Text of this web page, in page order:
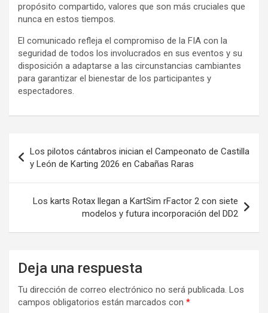
propósito compartido, valores que son más cruciales que
nunca en estos tiempos.
El comunicado refleja el compromiso de la FIA con la
seguridad de todos los involucrados en sus eventos y su
disposición a adaptarse a las circunstancias cambiantes
para garantizar el bienestar de los participantes y
espectadores.
de
entradas
Los pilotos cántabros inician el Campeonato de Castilla
y León de Karting 2026 en Cabañas Raras
Los karts Rotax llegan a KartSim rFactor 2 con siete
modelos y futura incorporación del DD2
Deja una respuesta
Tu dirección de correo electrónico no será publicada. Los
campos obligatorios están marcados con *